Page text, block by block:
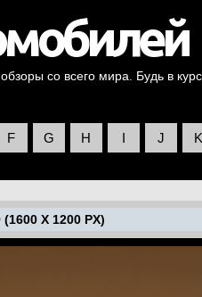
со всего мира. Будь в
F G H I J K
X 1200 PX)